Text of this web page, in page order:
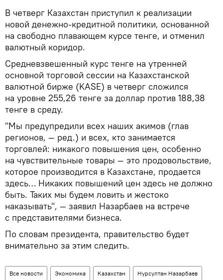
В четверг Казахстан приступил к реализации
новой денежно-кредитной политики, основанной
на свободно плавающем курсе тенге, и отменил
валютный коридор.
Средневзвешенный курс тенге на утренней
основной торговой сессии на Казахстанской
валютной бирже (KASE) в четверг сложился
на уровне 255,26 тенге за доллар против 188,38
тенге в среду.
"Мы предупредили всех наших акимов (глав
регионов, — ред.) и всех, кто занимается
торговлей: никакого повышения цен, особенно
на чувствительные товары — это продовольствие,
которое производится в Казахстане, продается
здесь… Никаких повышений цен здесь не должно
быть. Таких мы будем ловить и жестоко
наказывать", — заявил Назарбаев на встрече
с представителями бизнеса.
По словам президента, правительство будет
внимательно за этим следить.
Все новости Экономика Казахстан Нурсултан Назарбаев